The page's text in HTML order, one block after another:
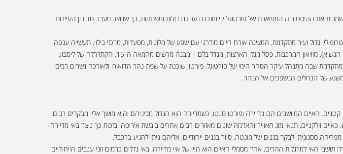
את ההיסטוריה המפוארת של פורטוגל קיימות גם ערים גדולות ומפתחות, כך שנוצר מעבר חד בין העיירות
גדול ועיר מתקדמת, המציגה אורח חיים מודרני עם שפע של מלונות, מסעדות, מרכזי בילוי, תעשייה ענפה
ומבנים חדשים. בליסבון ניתן למצוא פנינות תיירות היסטוריות ביניהן: מנזר ג'רונימו, פאלאסיו דה בלום (ארמון הנשיא), מוזיאון המרכבות, פסל מגלי הארצות, מגדל בלם – מבנה מרשים מהמאה ה-15, הקתדרלה של ליסבון,
מתקדמת שבה מתנהל עיקר הסחר הימי של פורטוגל. פורטו, שוכנת על שפת נהר הדואורו ולאורכה גשרים רבים
של הנחלים הנשפכים אל הנהר.
וולקניים, תנאי מזג האוויר והאדמה שונים מאזורים רבים אחרים ביבשת אירופה. בזכות כך נוצר באי מדיירה-
ססגונית ולבקר בגנים של מונטה, סיור בגנים ייחודיים, אליהם ניתן להגיע ברכבל.
תושבי האי למרגלות ההרים. אחד מסמלי האיים הוא היין של איי מדיירה. באי גדלים כרמים וזני ענבים הייחודיים